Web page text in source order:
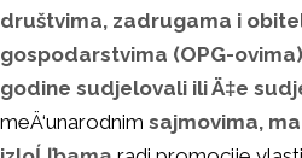
društvima, zadrugama i
gospodarstvima (OPG-ovima)
godine sudjelovali ili Ä‡e
meÄ‘unarodnim sajmovima,